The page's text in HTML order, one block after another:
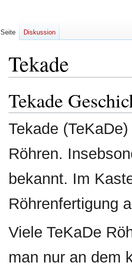
Tekade
Navigation
springen
Suche
springen
Tekade
Tekade
Röhren.
bekannt. Im
Röhrenfertigung
Viele TeKaDe
man nur an dem
Seite Diskussion